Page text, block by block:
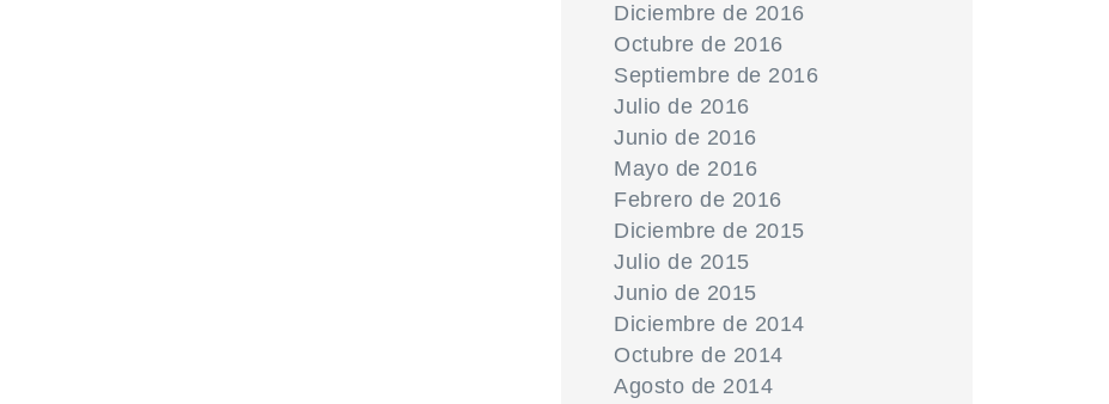
Diciembre de 2016
Octubre de 2016
Septiembre de 2016
Julio de 2016
Junio de 2016
Mayo de 2016
Febrero de 2016
Diciembre de 2015
Julio de 2015
Junio de 2015
Diciembre de 2014
Octubre de 2014
Agosto de 2014